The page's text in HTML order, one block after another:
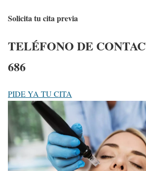
Solicita tu cita previa
TELÉFONO DE
686
PIDE YA TU CITA